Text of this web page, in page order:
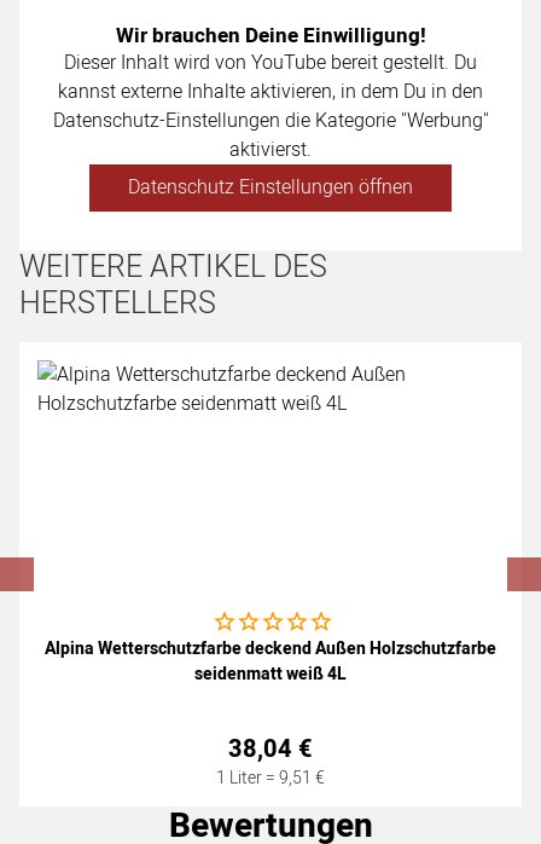
Wir brauchen Deine Einwilligung!
Dieser Inhalt wird von YouTube bereit gestellt. Du
kannst externe Inhalte aktivieren, in dem Du in den
Datenschutz-Einstellungen die Kategorie "Werbung"
aktivierst.
Datenschutz Einstellungen öffnen
WEITERE ARTIKEL DES
HERSTELLERS
Artikel überspringen
Noch keine Bewertungen abgegeben
Alpina Wetterschutzfarbe deckend Außen Holzschutzfarbe
seidenmatt weiß 4L
38,04 €
1 Liter =9,51 €
Bewertungen